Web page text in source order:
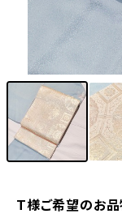
T様ご希望のお